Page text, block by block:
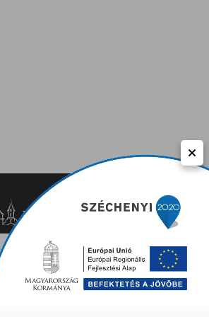
Közérdekű adatok
Adatvédelem